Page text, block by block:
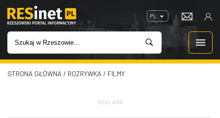
PL
WIADOMOŚCI
STRONA GŁÓWNA / ROZRYWKA / FILMY
REKLAMA